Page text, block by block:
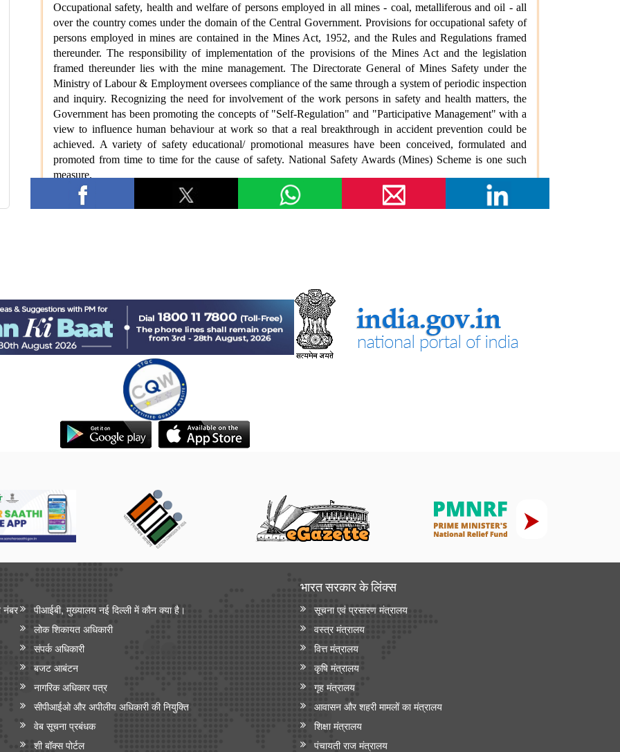
नंबर
पीआईबी, मुख्यालय नई दिल्ली में कौन क्या है।
लोक शिकायत अधिकारी
संपर्क अधिकारी
बजट आबंटन
नागरिक अधिकार पत्र
सीपीआईओ और अपी‍लीय अधिकारी की नियुक्ति
वेब सूचना प्रबंधक
शी बॉक्स पोर्टल
भारत सरकार के लिंक्‍स
सूचना एवं प्रसारण मंत्रालय
वस्त्र मंत्रालय
वित्त मंत्रालय
कृषि मंत्रालय
गृह मंत्रालय
आवासन और शहरी मामलों का मंत्रालय
शिक्षा मंत्रालय
पंचायती राज मंत्रालय